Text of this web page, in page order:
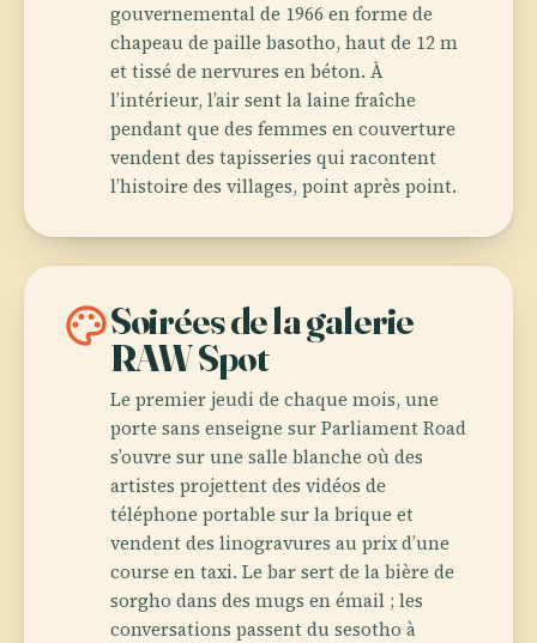
gouvernemental de 1966 en forme de
chapeau de paille basotho, haut de 12 m
et tissé de nervures en béton. À
l’intérieur, l’air sent la laine fraîche
pendant que des femmes en couverture
vendent des tapisseries qui racontent
l’histoire des villages, point après point.
paletteSoirées de la galerie
RAW Spot
Le premier jeudi de chaque mois, une
porte sans enseigne sur Parliament Road
s’ouvre sur une salle blanche où des
artistes projettent des vidéos de
téléphone portable sur la brique et
vendent des linogravures au prix d’une
course en taxi. Le bar sert de la bière de
sorgho dans des mugs en émail ; les
conversations passent du sesotho à